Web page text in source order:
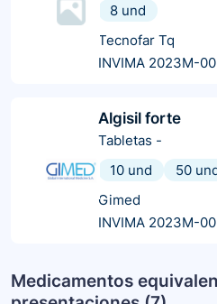
8 und
Tecnofar Tq
INVIMA 2023M-
Algisil forte
Tabletas -
10 und
50
Gimed
INVIMA 2023M-
Medicamentos